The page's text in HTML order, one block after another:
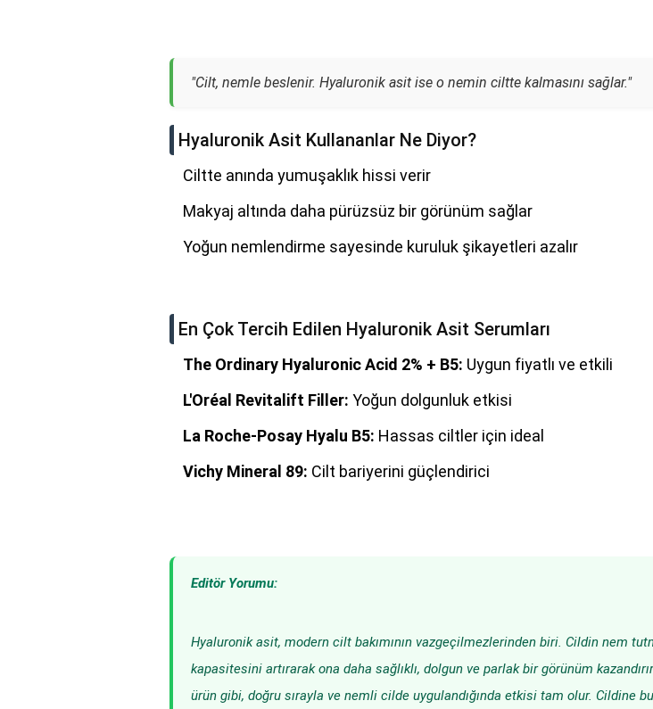
"Cilt, nemle beslenir. Hyaluronik asit ise o nemin ciltte kalmasını sağlar."
Hyaluronik Asit Kullananlar Ne Diyor?
Ciltte anında yumuşaklık hissi verir
Makyaj altında daha pürüzsüz bir görünüm sağlar
Yoğun nemlendirme sayesinde kuruluk şikayetleri azalır
En Çok Tercih Edilen Hyaluronik Asit Serumları
The Ordinary Hyaluronic Acid 2% + B5: Uygun fiyatlı ve etkili
L'Oréal Revitalift Filler: Yoğun dolgunluk etkisi
La Roche-Posay Hyalu B5: Hassas ciltler için ideal
Vichy Mineral 89: Cilt bariyerini güçlendirici
Editör Yorumu:
Hyaluronik asit, modern cilt bakımının vazgeçilmezlerinden biri. Cildin nem
kapasitesini artırarak ona daha sağlıklı, dolgun ve parlak bir görünüm
ürün gibi, doğru sırayla ve nemli cilde uygulandığında etkisi tam olur. Cildine